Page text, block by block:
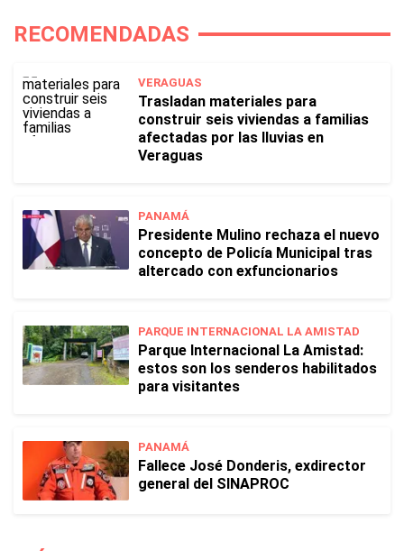
RECOMENDADAS
VERAGUAS
Trasladan materiales para
construir seis viviendas a familias
afectadas por las lluvias en
Veraguas
PANAMÁ
Presidente Mulino rechaza el nuevo
concepto de Policía Municipal tras
altercado con exfuncionarios
PARQUE INTERNACIONAL LA AMISTAD
Parque Internacional La Amistad:
estos son los senderos habilitados
para visitantes
PANAMÁ
Fallece José Donderis, exdirector
general del SINAPROC